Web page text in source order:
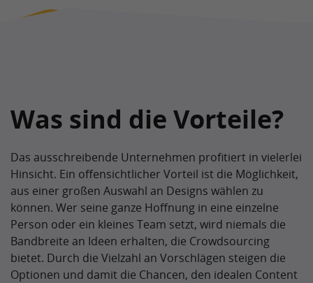
Was sind die Vorteile?
Das ausschreibende Unternehmen profitiert in vielerlei
Hinsicht. Ein offensichtlicher Vorteil ist die Möglichkeit,
aus einer großen Auswahl an Designs wählen zu
können. Wer seine ganze Hoffnung in eine einzelne
Person oder ein kleines Team setzt, wird niemals die
Bandbreite an Ideen erhalten, die Crowdsourcing
bietet. Durch die Vielzahl an Vorschlägen steigen die
Optionen und damit die Chancen, den idealen Content